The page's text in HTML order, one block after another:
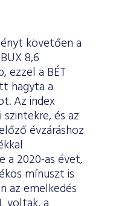
követően a
8,6
ezzel a BÉT
hagyta a
Az index
és az
évzáráshoz
a 2020-as évet,
mínuszt is
az emelkedés